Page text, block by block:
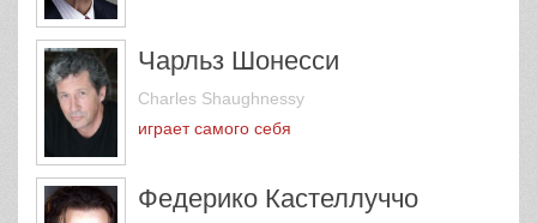
Чарльз Шонесси
Charles Shaughnessy
играет самого себя
Федерико Кастеллуччо